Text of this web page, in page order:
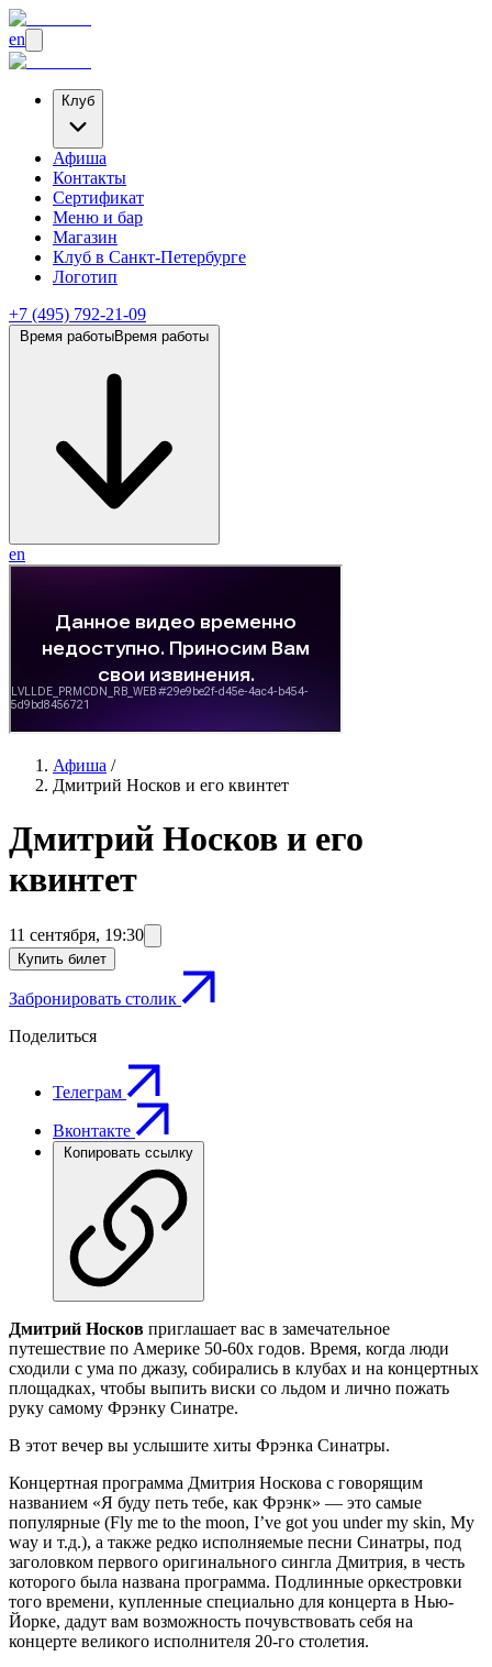
en
Клуб
Афиша
Контакты
Сертификат
Меню и бар
Магазин
Клуб в Санкт-Петербурге
Логотип
+7 (495) 792-21-09
Время работыВремя работы
en
Афиша /
Дмитрий Носков и его квинтет
Дмитрий Носков и его
квинтет
11 сентября, 19:30
Купить билет
Забронировать столик
Поделиться
Телеграм
Вконтакте
Копировать ссылку
Дмитрий Носков приглашает вас в замечательное
путешествие по Америке 50-60х годов. Время, когда люди
сходили с ума по джазу, собирались в клубах и на концертных
площадках, чтобы выпить виски со льдом и лично пожать
руку самому Фрэнку Синатре.
В этот вечер вы услышите хиты Фрэнка Синатры.
Концертная программа Дмитрия Носкова с говорящим
названием «Я буду петь тебе, как Фрэнк» — это самые
популярные (Fly me to the moon, I’ve got you under my skin, My
way и т.д.), а также редко исполняемые песни Синатры, под
заголовком первого оригинального сингла Дмитрия, в честь
которого была названа программа. Подлинные оркестровки
того времени, купленные специально для концерта в Нью-
Йорке, дадут вам возможность почувствовать себя на
концерте великого исполнителя 20-го столетия.